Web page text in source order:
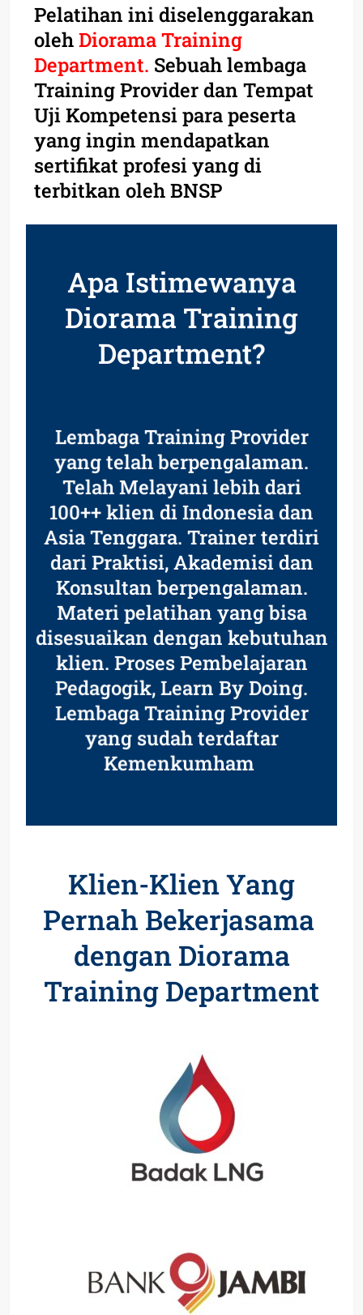
Pelatihan ini diselenggarakan
olehDiorama Training
Department. Sebuah lembaga
Training Provider dan Tempat
Uji Kompetensi para peserta
yang ingin mendapatkan
sertifikat profesi yang di
terbitkan oleh BNSP
Apa Istimewanya
Diorama Training
Department?
Lembaga Training Provider
yang telah berpengalaman.
Telah Melayani lebih dari
100++ klien di Indonesia dan
Asia Tenggara. Trainer terdiri
dari Praktisi, Akademisi dan
Konsultan berpengalaman.
Materi pelatihan yang bisa
disesuaikan dengan kebutuhan
klien. Proses Pembelajaran
Pedagogik, Learn By Doing.
Lembaga Training Provider
yang sudah terdaftar
Kemenkumham
Klien-Klien Yang
Pernah Bekerjasama
dengan Diorama
Training Department